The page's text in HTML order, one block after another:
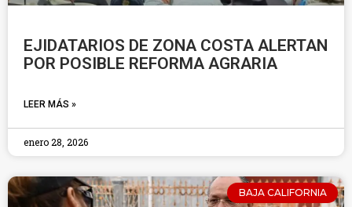
EJIDATARIOS DE ZONA COSTA ALERTAN
POR POSIBLE REFORMA AGRARIA
LEER MÁS »
enero 28, 2026
BAJA CALIFORNIA